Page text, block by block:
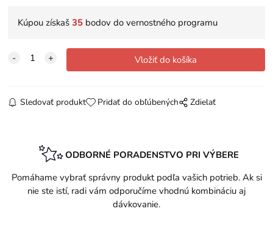
Kúpou získaš35 bodov do vernostného programu
Sledovať produkt Pridať do obľúbených Zdielať
ODBORNÉ PORADENSTVO PRI VÝBERE
Pomáhame vybrať správny produkt podľa vašich potrieb. Ak si
nie ste istí, radi vám odporučíme vhodnú kombináciu aj
dávkovanie.